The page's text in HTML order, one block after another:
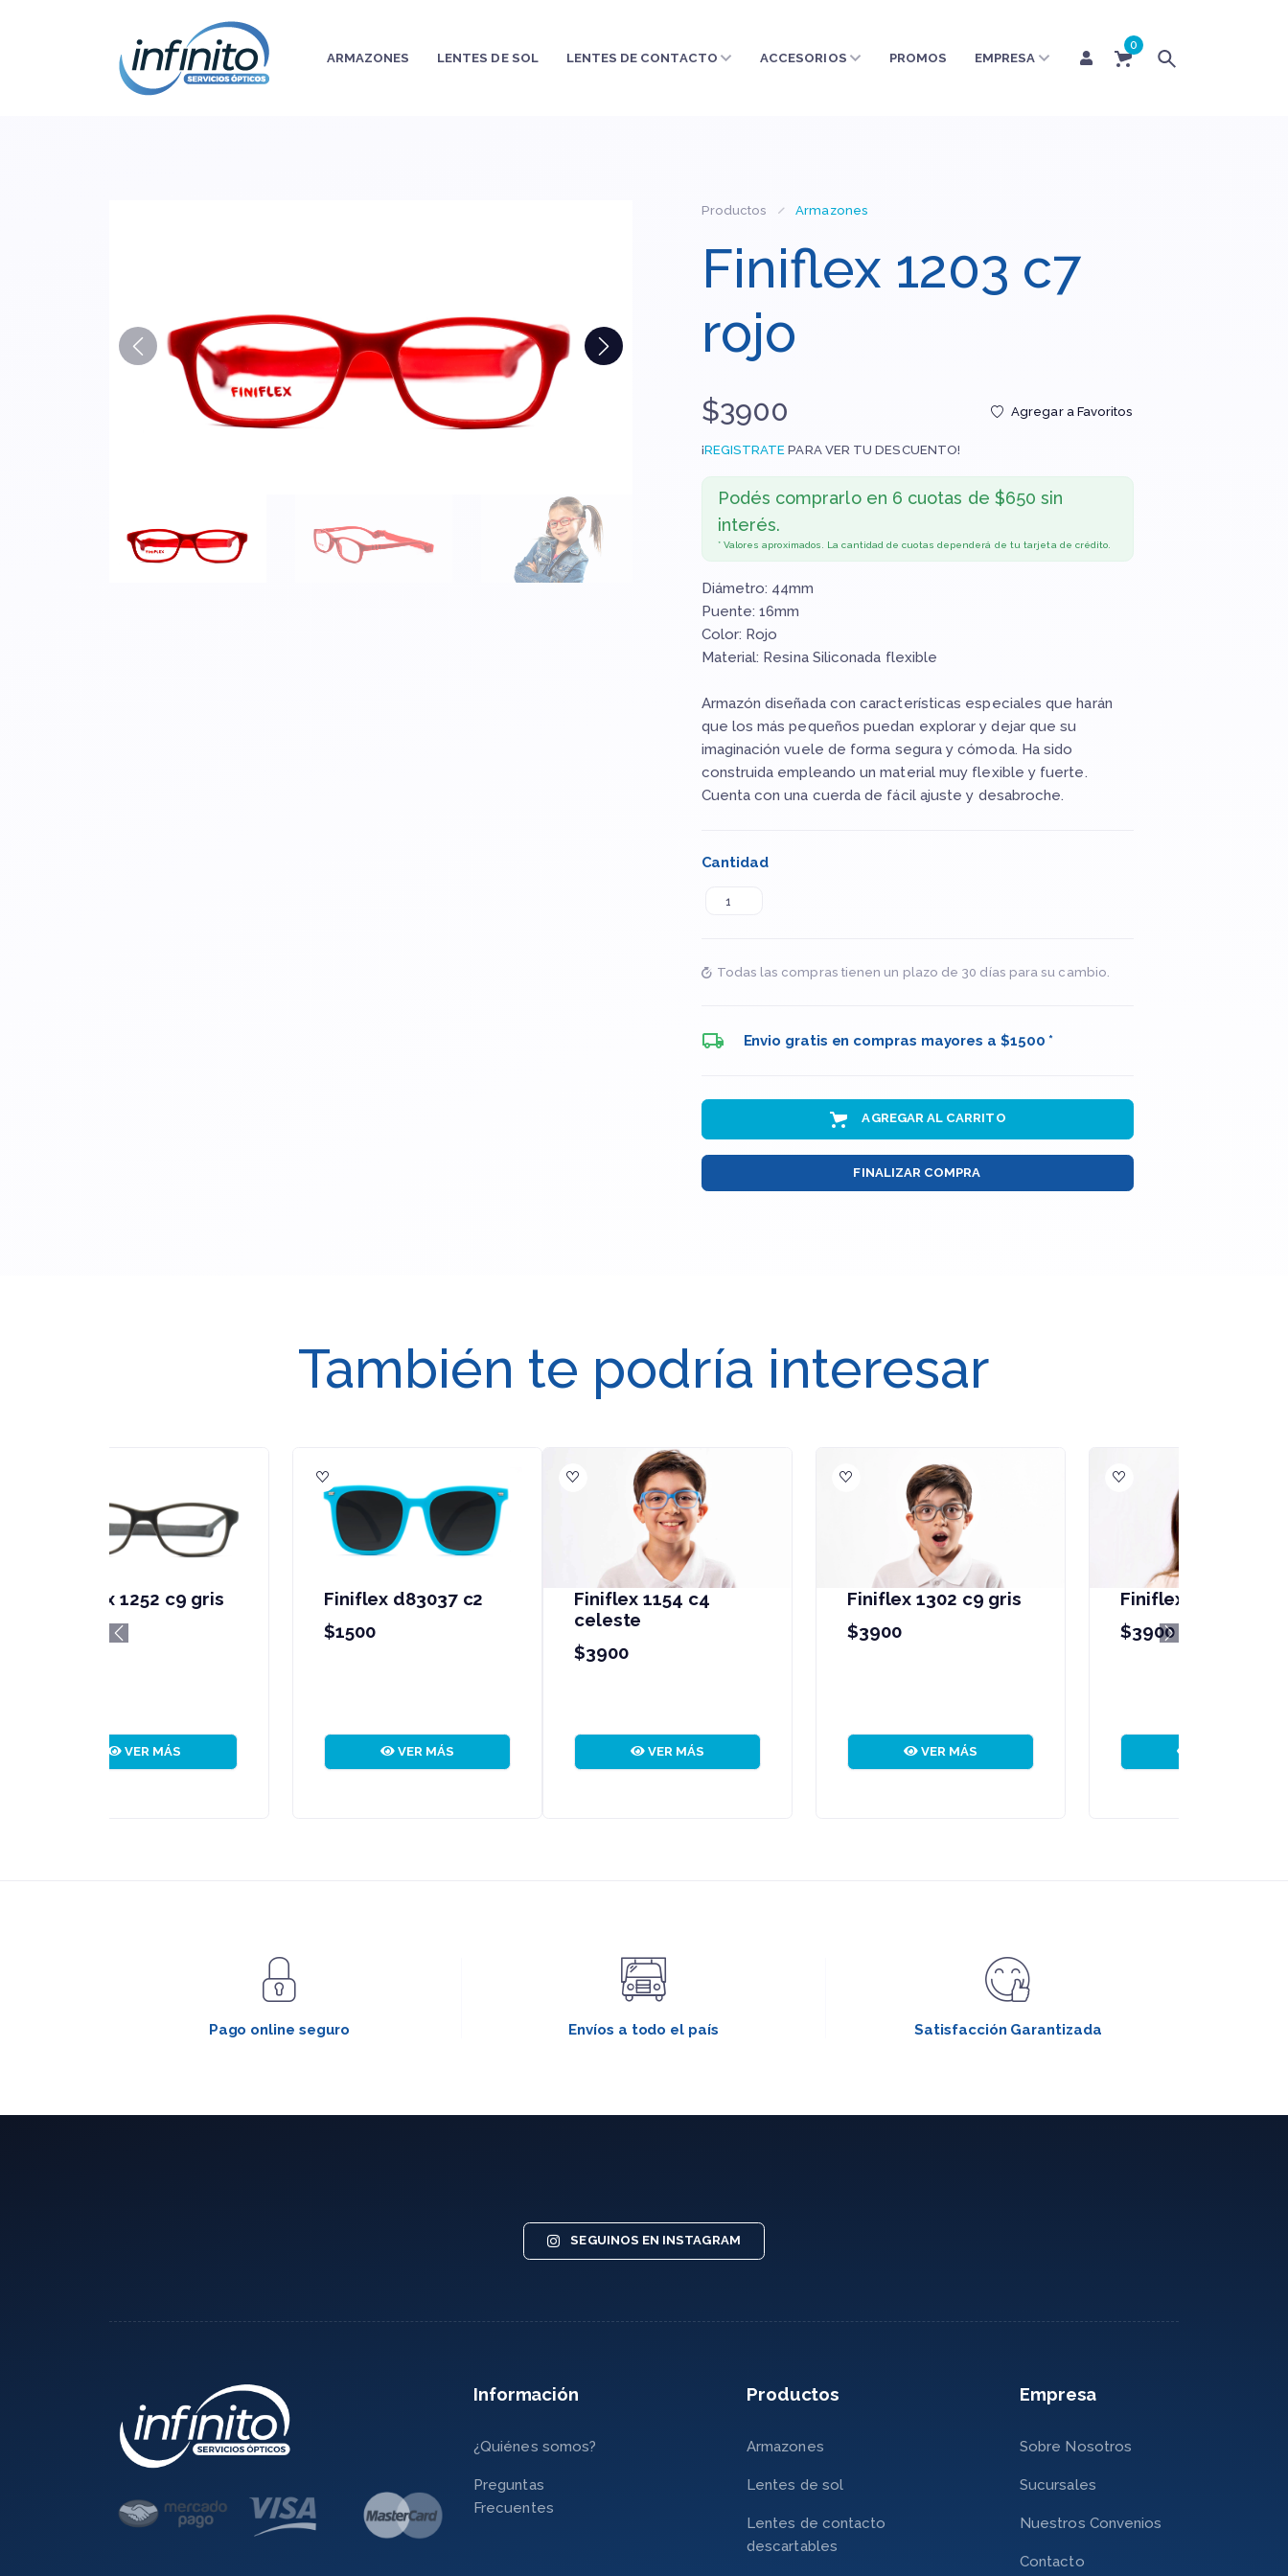
0
ARMAZONES
LENTES DE SOL LENTES DE CONTACTO ACCESORIOS PROMOS EMPRESA
Productos Armazones
Finiflex 1203 c7
rojo
$3900 Agregar a Favoritos
¡REGISTRATE PARA VER TU DESCUENTO!
Podés comprarlo en 6 cuotas de $650 sin
interés.
* Valores aproximados. La cantidad de cuotas dependerá de tu tarjeta de crédito.
Diámetro: 44mm
Puente: 16mm
Color: Rojo
Material: Resina Siliconada flexible
Armazón diseñada con características especiales que harán
que los más pequeños puedan explorar y dejar que su
imaginación vuele de forma segura y cómoda. Ha sido
construida empleando un material muy flexible y fuerte.
Cuenta con una cuerda de fácil ajuste y desabroche.
Cantidad
Todas las compras tienen un plazo de 30 días para su cambio.
Envio gratis en compras mayores a $1500 *
AGREGAR AL CARRITO
FINALIZAR COMPRA
También te podría interesar
Finiflex 1154 c4
Finiflex 1302 c9 gris
Finiflex 1204 c6 lila
Finiflex 1203 c2 azul
Previous Next
Pago online seguro Envíos a todo el país Satisfacción Garantizada
SEGUINOS EN INSTAGRAM
Información
¿Quiénes somos?
Preguntas
Frecuentes
Productos
Armazones
Lentes de sol
Lentes de contacto
descartables
Empresa
Sobre Nosotros
Sucursales
Nuestros Convenios
Contacto